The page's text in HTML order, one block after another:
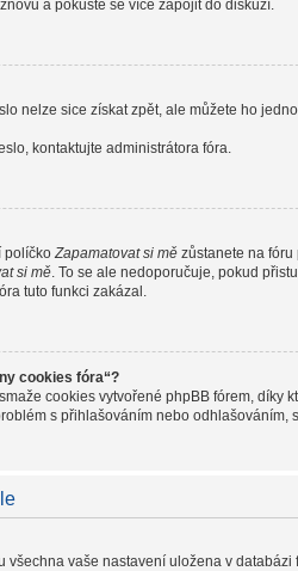
a pokuste se více zapojit do diskuzí.
nelze sice získat zpět, ale můžete ho
kontaktujte administrátora fóra.
políčkoZapamatovat si mě zůstanete na
si mě. To se ale nedoporučuje, pokud
tuto funkci zakázal.
cookies fóra“?
cookies vytvořené phpBB fórem,
s přihlašováním nebo odhlašováním,
všechna vaše nastavení uložena v